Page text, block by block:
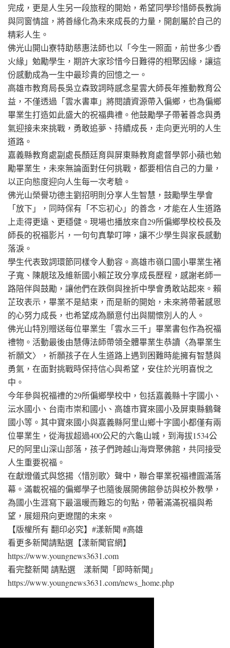
完成，更是人生另一段旅程的開始，希望同學珍惜師長教誨
與同窗情誼，將善緣化為未來成長的力量，開創屬於自己的
精彩人生。
佛光山開山寮特助慈惠法師也以「今生一照面，前世多少香
火緣」勉勵學生，期許大家珍惜今日難得的相聚因緣，讓這
份感動成為一生中最珍貴的回憶之一。
高雄市教育局長吳立森致詞時感念星雲大師長年推動教育公
益，不僅透過「雲水書車」將閱讀資源帶入偏鄉，也為偏鄉
畢業生打造如此盛大的祝福典禮。他鼓勵學子帶著善念與勇
氣迎接未來挑戰，勇敢追夢、持續成長，走向更光明的人生
道路。
嘉義縣教育處副處長顏廷育與屏東縣教育處督學郭小蘋也勉
勵畢業生，未來無論面對任何挑戰，都要相信自己的力量，
以正向態度迎向人生每一次考驗。
佛光山榮譽功德主劉招明則分享人生智慧，鼓勵學生學會
「放下」，同時保有「不忘初心」的善念，才能在人生道路
上走得更遠、更穩健。現場也播放來自29所偏鄉學校校長及
師長的祝福影片，一句句真摯叮嚀，讓不少學生與家長感動
落淚。
學生代表致詞環節同樣令人動容。高雄市嶺口國小畢業生褚
子寬、陳靚玹及維新國小賴芷玫分享成長歷程，感謝老師一
路陪伴與鼓勵，讓他們在跌倒與挫折中學會勇敢站起來。賴
芷玫表示，畢業不是結束，而是新的開始，未來將帶著感恩
的心努力成長，也希望成為願意付出與關懷別人的人。
佛光山特別贈送每位畢業生「雲水三千」畢業書包作為祝福
禮物。活動最後由慧傳法師帶領全體畢業生恭讀〈為畢業生
祈願文〉，祈願孩子在人生道路上遇到困難時能擁有智慧與
勇氣，在面對挑戰時保持信心與希望，安住於光明喜悅之
中。
今年參與祝福禮的29所偏鄉學校中，包括嘉義縣十字國小、
沄水國小、台南市崇和國小、高雄市寶來國小及屏東縣鶴聲
國小等。其中寶來國小與嘉義縣阿里山鄉十字國小都僅有兩
位畢業生，從海拔超過400公尺的六龜山城，到海拔1534公
尺的阿里山深山部落，孩子們跨越山海齊聚佛館，共同接受
人生重要祝福。
在獻燈儀式與悠揚〈惜別歌〉聲中，聯合畢業祝福禮圓滿落
幕。滿載祝福的偏鄉學子也隨後展開佛館參訪與校外教學，
為國小生涯寫下最溫暖而難忘的句點，帶著滿滿祝福與希
望，展翅飛向更遼闊的未來。
【版權所有 翻印必究】#漾新聞 #高雄
看更多新聞請點選【漾新聞官網】
https://www.youngnews3631.com
看完整新聞 請點選 漾新聞「即時新聞」
https://www.youngnews3631.com/news_home.php